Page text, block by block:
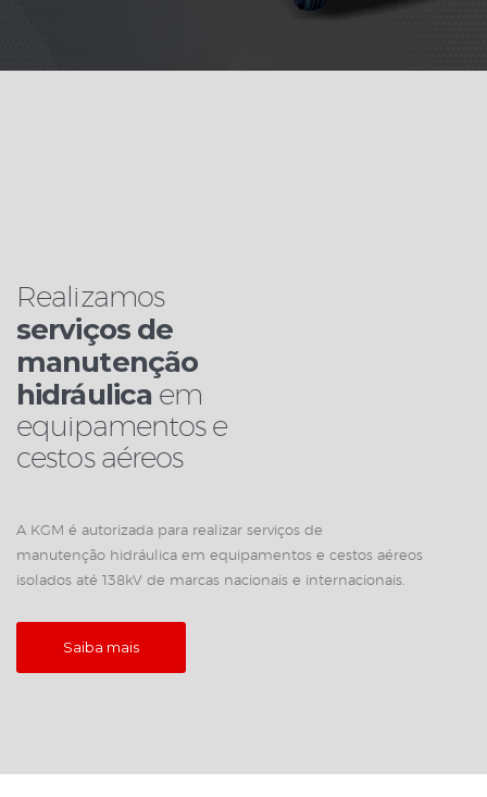
Realizamos
serviços de
manutenção
hidráulica em
equipamentos e
cestos aéreos
A KGM é autorizada para realizar serviços de
manutenção hidráulica em equipamentos e cestos aéreos
isolados até 138kV de marcas nacionais e internacionais.
Saiba mais